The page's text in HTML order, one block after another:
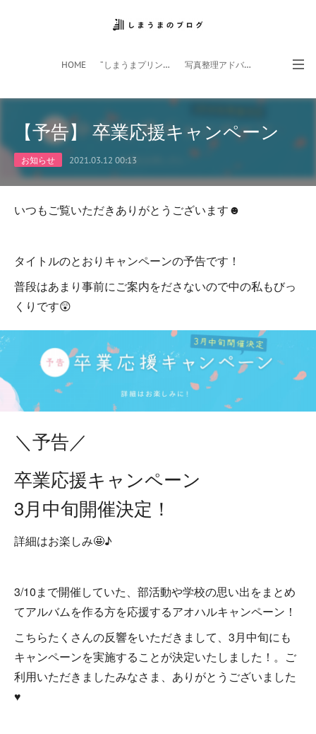
HOME ”しまうまプリント”サイト 写真整理アドバイザー
フォトライフ応援団 スマホアプリ
【予告】 卒業応援キャンペーン
お知らせ 2021.03.12 00:13
いつもご覧いただきありがとうございます☻
タイトルのとおりキャンペーンの予告です！
普段はあまり事前にご案内をださないので中の私もびっ
くりです😲
＼予告／
卒業応援キャンペーン
3月中旬開催決定！
詳細はお楽しみ🤩♪
3/10まで開催していた、部活動や学校の思い出をまとめ
てアルバムを作る方を応援するアオハルキャンペーン！
こちらたくさんの反響をいただきまして、3月中旬にも
キャンペーンを実施することが決定いたしました！。ご
利用いただきましたみなさま、ありがとうございました
♥